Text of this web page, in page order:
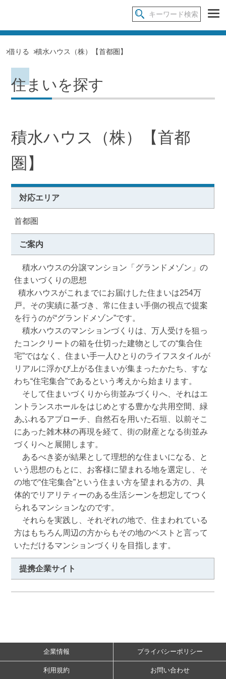
借りる 積水ハウス（株）【首都圏】
住まいを探す
積水ハウス（株）【首都
圏】
対応エリア
首都圏
ご案内
積水ハウスの分譲マンション「グランドメゾン」の
住まいづくりの思想
戸。その実績に基づき、常に住まい手側の視点で提案
を行うのが“グランドメゾン”です。
積水ハウスのマンションづくりは、万人受けを狙っ
たコンクリートの箱を仕切った建物としての“集合住
宅”ではなく、住まい手一人ひとりのライフスタイルが
リアルに浮かび上がる住まいが集まったかたち、すな
わち“住宅集合”であるという考えから始まります。
そして住まいづくりから街並みづくりへ、それはエ
ントランスホールをはじめとする豊かな共用空間、緑
あふれるアプローチ、自然石を用いた石垣、以前そこ
にあった雑木林の再現を経て、街の財産となる街並み
づくりへと展開します。
あるべき姿が結果として理想的な住まいになる、と
いう思想のもとに、お客様に望まれる地を選定し、そ
の地で“住宅集合”という住まい方を望まれる方の、具
体的でリアリティーのある生活シーンを想定してつく
られるマンションなのです。
それらを実践し、それぞれの地で、住まわれている
方はもちろん周辺の方からもその地のベストと言って
いただけるマンションづくりを目指します。
提携企業サイト
企業情報 プライバシーポリシー
利用規約 お問い合わせ